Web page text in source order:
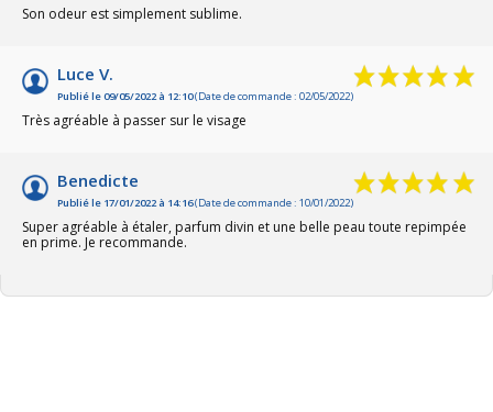
Son odeur est simplement sublime.
Luce V.
Publié le 09/05/2022 à 12:10(Date de commande : 02/05/2022)
Très agréable à passer sur le visage
Benedicte
Publié le 17/01/2022 à 14:16(Date de commande : 10/01/2022)
Super agréable à étaler, parfum divin et une belle peau toute repimpée
en prime. Je recommande.